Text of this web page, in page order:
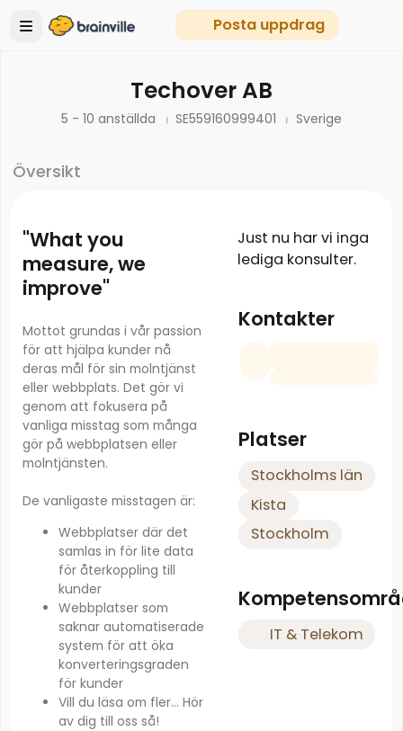
Posta uppdrag
Techover AB
5 - 10 anställda SE559160999401 Sverige
Översikt
"What you
measure, we
improve"
Mottot grundas i vår passion
för att hjälpa kunder nå
deras mål för sin molntjänst
eller webbplats. Det gör vi
genom att fokusera på
vanliga misstag som många
gör på webbplatsen eller
molntjänsten.
De vanligaste misstagen är:
Webbplatser där det
samlas in för lite data
för återkoppling till
kunder
Webbplatser som
saknar automatiserade
system för att öka
konverteringsgraden
för kunder
Vill du läsa om fler... Hör
av dig till oss så!
Just nu har vi inga
lediga konsulter.
Kontakter
Platser
Stockholms län
Kista
Stockholm
IT & Telekom